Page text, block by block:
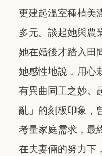
更建起溫室種植美
多元。談起她與農
她在婚後才踏入田
她感性地說，用心
有異曲同工之妙。
亂」的刻板印象，
考量家庭需求，最
在夫妻倆的努力下